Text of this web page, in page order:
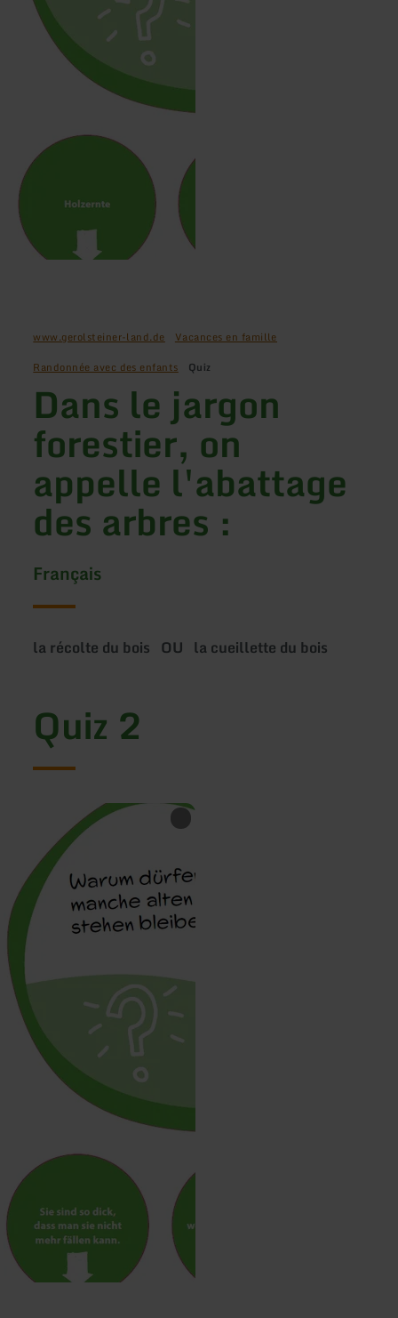
www.gerolsteiner-land.de
Vacances en famille
Randonnée avec des enfants
Quiz
Dans le jargon
forestier, on
appelle l'abattage
des arbres :
Français
la récolte du bois OU la cueillette du bois
Quiz 2